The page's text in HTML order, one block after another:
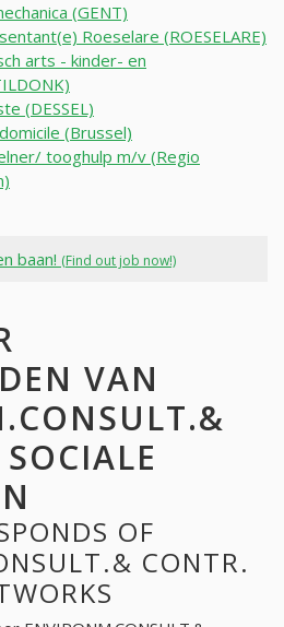
(GENT)
Roeselare (ROESELARE)
arts - kinder- en
(DESSEL)
(Brussel)
tooghulp m/v (Regio
baan! (Find out job now!)
VAN
OF
CONTR.